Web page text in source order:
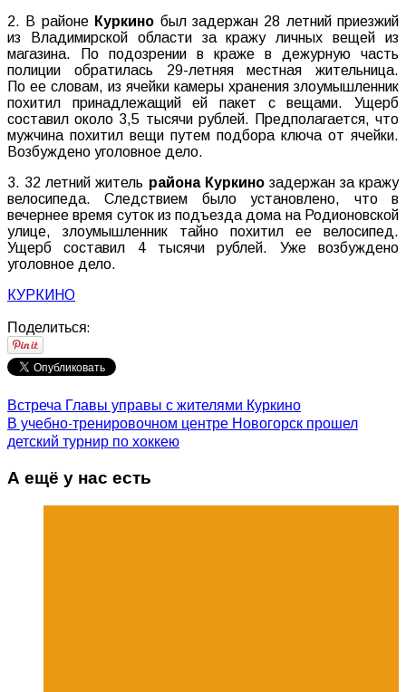
2. В районе Куркино был задержан 28 летний приезжий
из Владимирской области за кражу личных вещей из
магазина. По подозрении в краже в дежурную часть
полиции обратилась 29-летняя местная жительница.
По ее словам, из ячейки камеры хранения злоумышленник
похитил принадлежащий ей пакет с вещами. Ущерб
составил около 3,5 тысячи рублей. Предполагается, что
мужчина похитил вещи путем подбора ключа от ячейки.
Возбуждено уголовное дело.
3. 32 летний житель района Куркинозадержан за кражу
велосипеда. Следствием было установлено, что в
вечернее время суток из подъезда дома на Родионовской
улице, злоумышленник тайно похитил ее велосипед.
Ущерб составил 4 тысячи рублей. Уже возбуждено
уголовное дело.
КУРКИНО
Поделиться:
Встреча Главы управы с жителями Куркино
В учебно-тренировочном центре Новогорск прошел
детский турнир по хоккею
А ещё у нас есть